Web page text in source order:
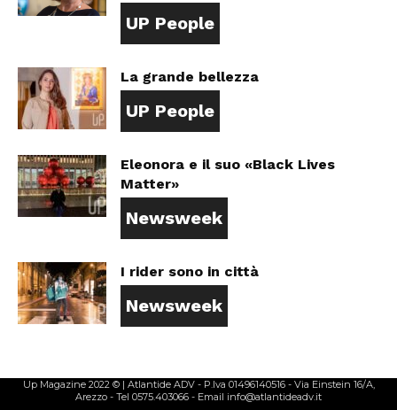
UP People
La grande bellezza
UP People
Eleonora e il suo «Black Lives
Matter»
Newsweek
I rider sono in città
Newsweek
Up Magazine 2022 © | Atlantide ADV - P.Iva 01496140516 - Via Einstein 16/A,
Arezzo - Tel 0575.403066 - Email info@atlantideadv.it